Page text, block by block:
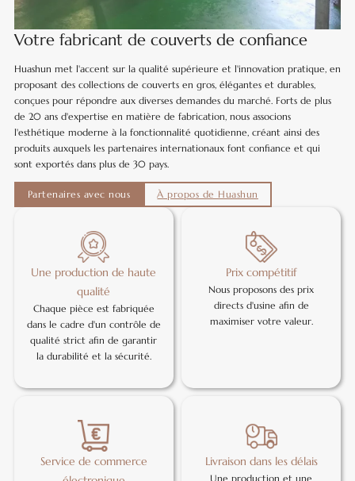
Votre fabricant de couverts de confiance
Huashun met l'accent sur la qualité supérieure et l'innovation pratique, en
proposant des collections de couverts en gros, élégantes et durables,
conçues pour répondre aux diverses demandes du marché. Forts de plus
de 20 ans d'expertise en matière de fabrication, nous associons
l'esthétique moderne à la fonctionnalité quotidienne, créant ainsi des
produits auxquels les partenaires internationaux font confiance et qui
sont exportés dans plus de 30 pays.
Partenaires avec nous À propos de Huashun
Une production de haute
qualité
Chaque pièce est fabriquée
dans le cadre d'un contrôle de
qualité strict afin de garantir
la durabilité et la sécurité.
Prix compétitif
Nous proposons des prix
directs d'usine afin de
maximiser votre valeur.
Service de commerce
Livraison dans les délais
Une production et une